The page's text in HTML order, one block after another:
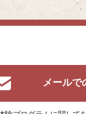
メールで